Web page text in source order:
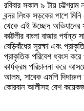
রবিবার সকাল ৯ টায়
বন্দর লিংক সড়কের পাশে
থেকে এই উচ্ছেদ
কাট্টলীর বাংলা বাজার
বেড়িবাঁধের সুরক্ষা এবং
প্রাকৃতিক পরিবেশ ধ্বংস
কার্যক্রম পরিচালনা করে
আলম, সাবেক এমপি
কোরবান আলীসহ বেশ